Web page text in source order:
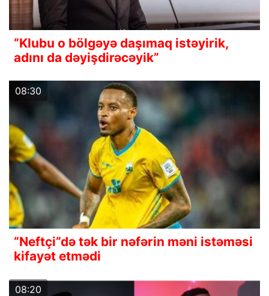
“Klubu o bölgəyə daşımaq istəyirik,
adını da dəyişdirəcəyik”
08:30
“Neftçi”də tək bir nəfərin məni istəməsi
kifayət etmədi
08:20